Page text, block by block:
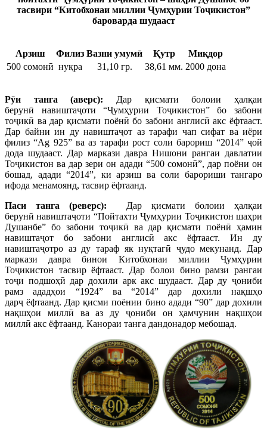
тасвири “Китобхонаи миллии Ҷумҳурии Тоҷикистон”
бароварда шудааст
Арзиш Филиз Вазни умумӣ Қутр
Миқдор
500 сомонӣ нуқра 31,10 гр. 38,61 мм. 2000 дона
Рӯи танга (аверс): Дар қисмати болоии ҳалқаи
берунӣ навиштаҷоти “Ҷумҳурии Тоҷикистон” бо забони
тоҷикӣ ва дар қисмати поёнӣ бо забони англисӣ акс ёфтааст.
Дар байни ин ду навиштаҷот аз тарафи чап сифат ва иёри
филиз “Ag 925” ва аз тарафи рост соли барориш “2014” ҷой
дода шудааст. Дар маркази давра Нишони рангаи давлатии
Тоҷикистон ва дар зери он адади “500 сомонӣ”, дар поёни он
бошад, адади “2014”, ки арзиш ва соли барориши тангаро
ифода менамоянд, тасвир ёфтаанд.
Паси танга (реверс): Дар қисмати болоии ҳалқаи
берунӣ навиштаҷоти “Пойтахти Ҷумҳурии Тоҷикистон шаҳри
Душанбе” бо забони тоҷикӣ ва дар қисмати поёнӣ ҳамин
навиштаҷот бо забони англисӣ акс ёфтааст. Ин ду
навиштаҷотро аз ду тараф як нуқтагӣ ҷудо мекунанд. Дар
маркази давра бинои Китобхонаи миллии Ҷумҳурии
Тоҷикистон тасвир ёфтааст. Дар болои бино рамзи рангаи
тоҷи подшоҳӣ дар дохили арк акс шудааст. Дар ду ҷониби
рамз ададҳои “1924” ва “2014” дар дохили нақшҳо
дарҷ ёфтаанд. Дар қисми поёнии бино адади “90” дар дохили
нақшҳои миллӣ ва аз ду ҷониби он ҳамчунин нақшҳои
миллӣ акс ёфтаанд. Канораи танга дандонадор мебошад.